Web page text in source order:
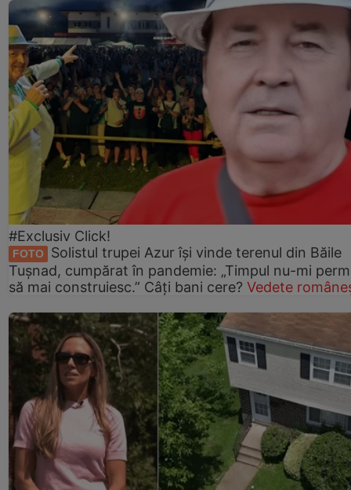
#Exclusiv Click!
FOTO
Solistul trupei Azur își vinde terenul din Băile
Tușnad, cumpărat în pandemie: „Timpul nu-mi
să mai construiesc.” Câți bani cere? Vedete